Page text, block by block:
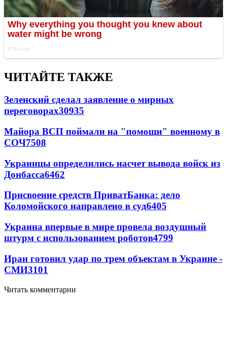
ЧИТАЙТЕ ТАКЖЕ
Зеленский сделал заявление о мирных
переговорах30935
Майора ВСП поймали на "помощи" военному в
СОЧ7508
Украинцы определились насчет вывода войск из
Донбасса6462
Присвоение средств ПриватБанка: дело
Коломойского направлено в суд6405
Украина впервые в мире провела воздушный
штурм с использованием роботов4799
Иран готовил удар по трем объектам в Украине -
СМИ3101
Читать комментарии